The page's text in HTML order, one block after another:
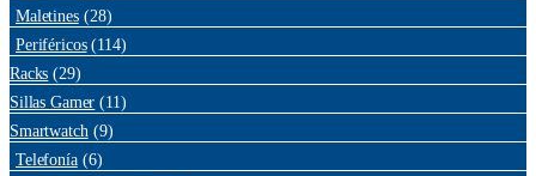
Maletines (28)
Periféricos (114)
Racks (29)
Sillas Gamer (11)
Smartwatch (9)
Telefonía (6)